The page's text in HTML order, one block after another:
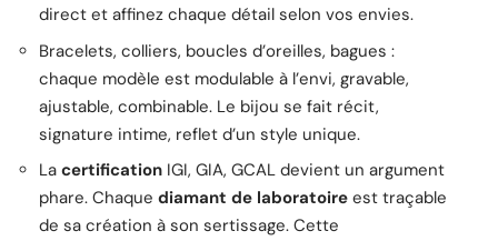
direct et affinez chaque détail selon vos envies.
Bracelets, colliers, boucles d’oreilles, bagues :
chaque modèle est modulable à l’envi, gravable,
ajustable, combinable. Le bijou se fait récit,
signature intime, reflet d’un style unique.
La certification IGI, GIA, GCAL devient un argument
phare. Chaque diamant de laboratoire est traçable
de sa création à son sertissage. Cette